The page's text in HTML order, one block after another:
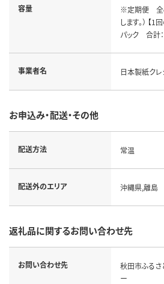
容量
※定期便 全4
します。） 【
パック 合計
事業者名 日本製紙ク
お申込み・配送・その他
配送方法 常温
配送外のエリア 沖縄県,離島
返礼品に関するお問い合わせ先
お問い合わせ先
秋田市ふるさ
ー